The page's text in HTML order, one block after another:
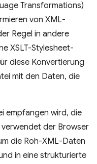
Transformations)
von XML-
Regel in andere
XSLT-Stylesheet-
diese Konvertierung
mit den Daten, die
empfangen wird, die
verwendet der Browser
die Roh-XML-Daten
in eine strukturierte